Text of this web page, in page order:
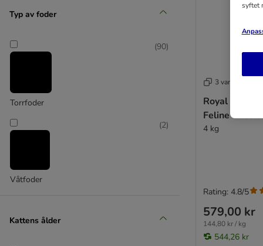
Concept for Life
Cosma
Encore
Eukanuba
GranataPet
Green Petfood / FairCat
Hill's Prescription Diet Feline
Typ av foder
Torrfoder
(90)
Våtfoder
(2)
Kattens ålder
3 varianter
Royal Canin
Feline
4 kg
579,00 kr
144,80 kr / kg
544,26 kr
Rating: 4.8/5
syftet